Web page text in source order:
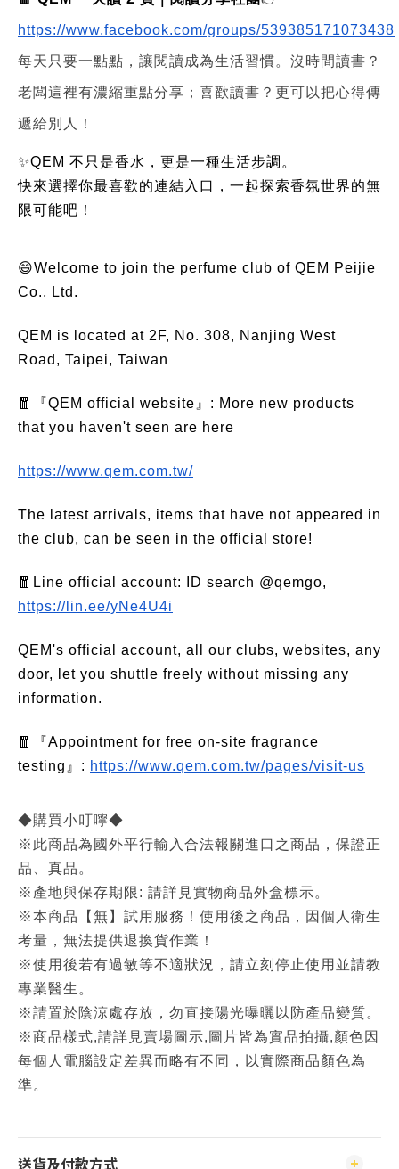
https://www.facebook.com/groups/539385171073438
每天只要一點點，讓閱讀成為生活習慣。沒時間讀書？
老闆這裡有濃縮重點分享；喜歡讀書？更可以把心得傳
遞給別人！
✨QEM 不只是香水，更是一種生活步調。
快來選擇你最喜歡的連結入口，一起探索香氛世界的無
限可能吧！
😄Welcome to join the perfume club of QEM Peijie
Co., Ltd.
QEM is located at 2F, No. 308, Nanjing West
Road, Taipei, Taiwan
🧧『QEM official website』: More new products
that you haven't seen are here
https://www.qem.com.tw/
The latest arrivals, items that have not appeared in
the club, can be seen in the official store!
🧧Line official account: ID search @qemgo,
https://lin.ee/yNe4U4i
QEM's official account, all our clubs, websites, any
door, let you shuttle freely without missing any
information.
🧧『Appointment for free on-site fragrance
testing』: https://www.qem.com.tw/pages/visit-us
◆購買小叮嚀◆
※此商品為國外平行輸入合法報關進口之商品，保證正
品、真品。
※產地與保存期限: 請詳見實物商品外盒標示。
※本商品【無】試用服務！使用後之商品，因個人衛生
考量，無法提供退換貨作業！
※使用後若有過敏等不適狀況，請立刻停止使用並請教
專業醫生。
※請置於陰涼處存放，勿直接陽光曝曬以防產品變質。
※商品樣式,請詳見賣場圖示,圖片皆為實品拍攝,顏色因
每個人電腦設定差異而略有不同，以實際商品顏色為
準。
送貨及付款方式